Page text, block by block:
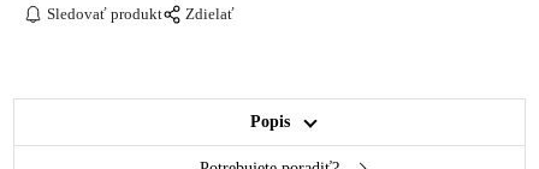
Sledovať produkt Zdielať
Popis